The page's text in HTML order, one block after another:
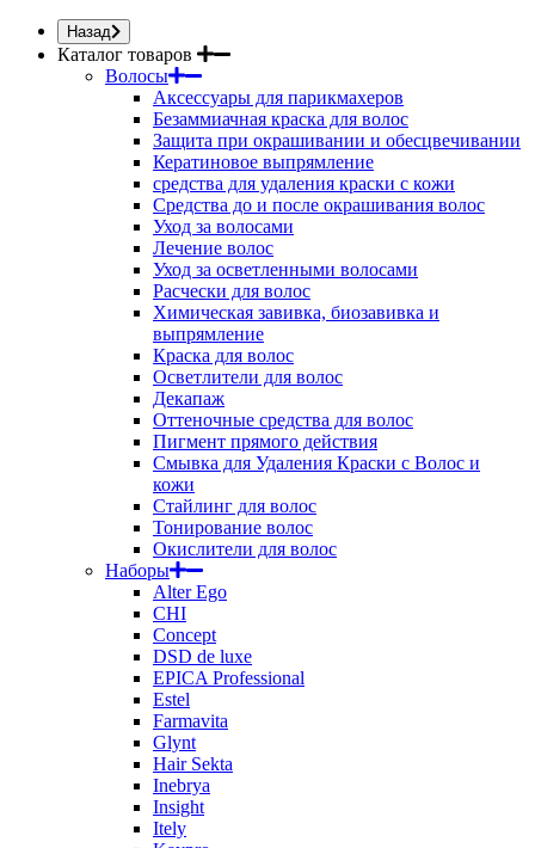
Назад
Каталог товаров
Волосы
Аксессуары для парикмахеров
Безаммиачная краска для волос
Защита при окрашивании и обесцвечивании
Кератиновое выпрямление
средства для удаления краски с кожи
Средства до и после окрашивания волос
Уход за волосами
Лечение волос
Уход за осветленными волосами
Расчески для волос
Химическая завивка, биозавивка и
выпрямление
Краска для волос
Осветлители для волос
Декапаж
Оттеночные средства для волос
Пигмент прямого действия
Смывка для Удаления Краски с Волос и
кожи
Стайлинг для волос
Тонирование волос
Окислители для волос
Наборы
Alter Ego
CHI
Concept
DSD de luxe
EPICA Professional
Estel
Farmavita
Glynt
Hair Sekta
Inebrya
Insight
Itely